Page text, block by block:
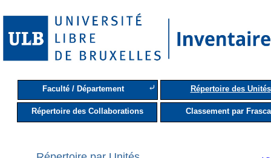
Faculté / Département ⤶ Répertoire des Unités
Répertoire des Collaborations Classement par